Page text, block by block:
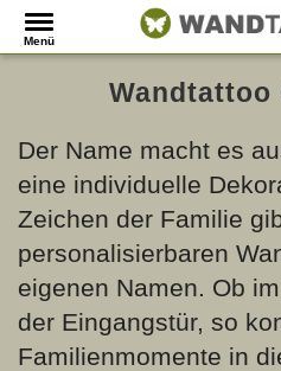
Menü
Wandtattoo
Der Name macht es
eine individuelle
Zeichen der Familie
personalisierbaren
eigenen Namen. Ob
der Eingangstür, so
Familienmomente in